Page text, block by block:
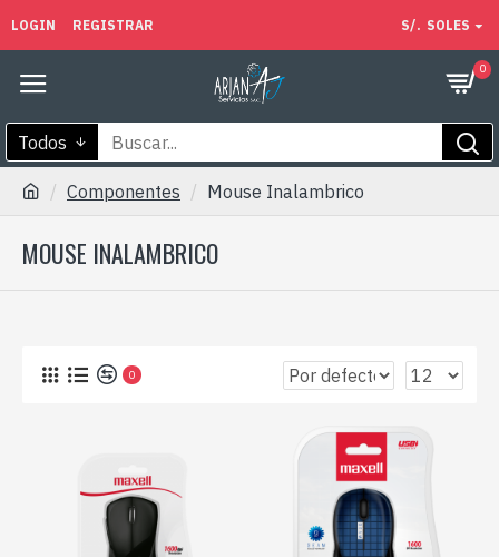
LOGIN REGISTRAR S/. SOLES
0
Todos
Componentes Mouse Inalambrico
MOUSE INALAMBRICO
0